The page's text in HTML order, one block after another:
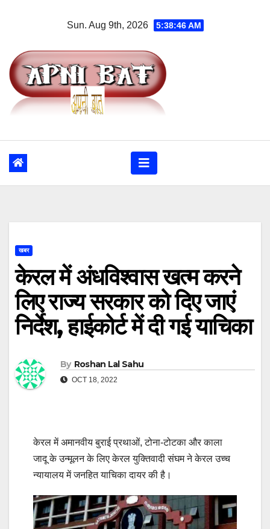
Sun. Aug 9th, 2026 5:38:47 AM
खबर
केरल में अंधविश्वास खत्म करने
लिए राज्य सरकार को दिए जाएं
निर्देश, हाईकोर्ट में दी गई याचिका
By Roshan Lal Sahu
OCT 18, 2022
केरल में अमानवीय बुराई प्रथाओं, टोना-टोटका और काला
जादू के उन्मूलन के लिए केरल युक्तिवादी संघम ने केरल उच्च
न्यायालय में जनहित याचिका दायर की है।